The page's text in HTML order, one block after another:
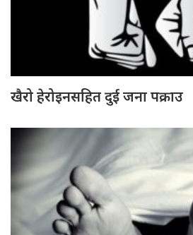
खैरो हेरोइनसहित दुई जना पक्राउ